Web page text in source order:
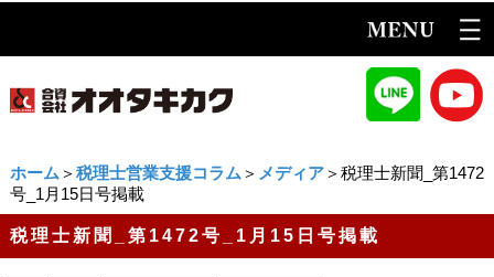
ホーム ＞ 税理士営業支援コラム ＞ メディア＞税理士新聞_第1472
号_1月15日号掲載
税理士新聞_第1472号_1月15日号掲載